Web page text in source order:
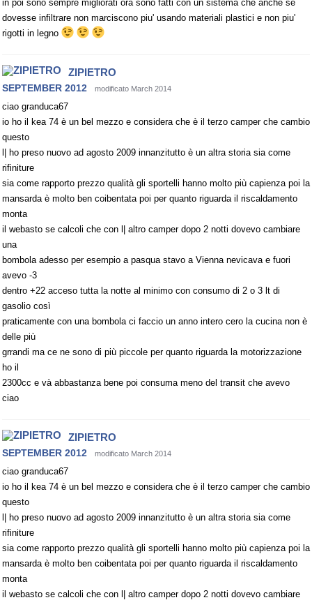
in poi sono sempre migliorati ora sono fatti con un sistema che anche se
dovesse infiltrare non marciscono piu' usando materiali plastici e non piu'
rigotti in legno
ZIPIETRO
SEPTEMBER 2012 modificato March 2014
ciao granduca67
io ho il kea 74 è un bel mezzo e considera che è il terzo camper che cambio
questo
l| ho preso nuovo ad agosto 2009 innanzitutto è un altra storia sia come
rifiniture
sia come rapporto prezzo qualità gli sportelli hanno molto più capienza poi la
mansarda è molto ben coibentata poi per quanto riguarda il riscaldamento
monta
il webasto se calcoli che con l| altro camper dopo 2 notti dovevo cambiare
una
bombola adesso per esempio a pasqua stavo a Vienna nevicava e fuori
avevo -3
dentro +22 acceso tutta la notte al minimo con consumo di 2 o 3 lt di
gasolio così
praticamente con una bombola ci faccio un anno intero cero la cucina non è
delle più
grrandi ma ce ne sono di più piccole per quanto riguarda la motorizzazione
ho il
2300cc e và abbastanza bene poi consuma meno del transit che avevo
ciao
ZIPIETRO
SEPTEMBER 2012 modificato March 2014
ciao granduca67
io ho il kea 74 è un bel mezzo e considera che è il terzo camper che cambio
questo
l| ho preso nuovo ad agosto 2009 innanzitutto è un altra storia sia come
rifiniture
sia come rapporto prezzo qualità gli sportelli hanno molto più capienza poi la
mansarda è molto ben coibentata poi per quanto riguarda il riscaldamento
monta
il webasto se calcoli che con l| altro camper dopo 2 notti dovevo cambiare